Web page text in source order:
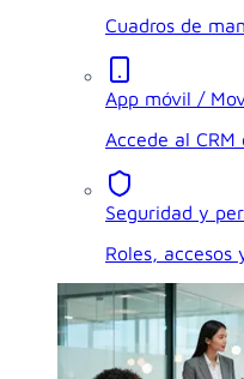
Cuadros de
App móvil /
Accede al
Seguridad y
Roles,